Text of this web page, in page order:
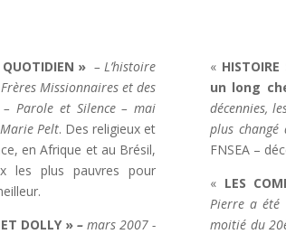
» – L’histoire
Missionnaires et des
– Parole et Silence – mai
Pelt. Des religieux et
en Afrique et au Brésil,
les plus pauvres pour
DOLLY » – mars 2007 -
«
un long
décennies,
plus changé
FNSEA –
« LES
Pierre a été
moitié du